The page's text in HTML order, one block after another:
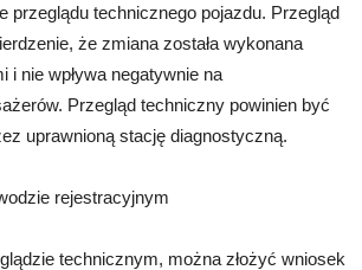
przeglądu technicznego pojazdu. Przegląd
że zmiana została wykonana
i nie wpływa negatywnie na
Przegląd techniczny powinien być
uprawnioną stację diagnostyczną.
rejestracyjnym
technicznym, można złożyć wniosek